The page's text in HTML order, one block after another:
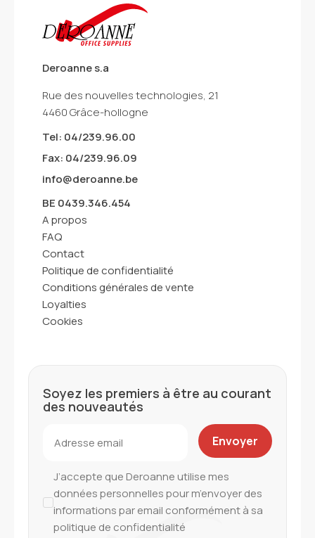
Deroanne s.a
Rue des nouvelles technologies, 21
4460 Grâce-hollogne
Tel: 04/239.96.00
Fax: 04/239.96.09
info@deroanne.be
BE 0439.346.454
A propos
FAQ
Contact
Politique de confidentialité
Conditions générales de vente
Loyalties
Cookies
Soyez les premiers à être au courant
des nouveautés
J’accepte que Deroanne utilise mes
données personnelles pour m’envoyer des
informations par email conformément à sa
politique de confidentialité